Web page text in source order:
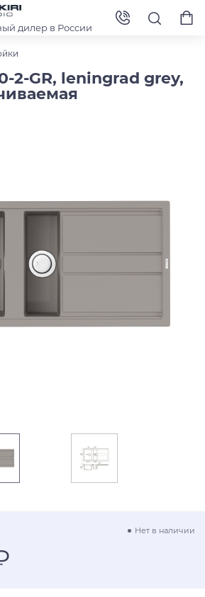
дилер в России
2-GR, leningrad grey,
Нет в наличии